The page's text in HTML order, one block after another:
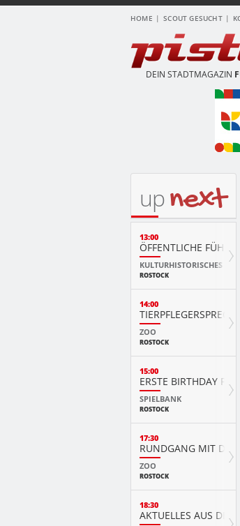
HOME SCOUT GESUCHT
DEIN STADTMAGAZIN
upnext
13:00
ÖFFENTLICHE
KULTURHISTORISCHES
ROSTOCK
14:00
ZOO
ROSTOCK
15:00
ERSTE BIRTHDAY
SPIELBANK
ROSTOCK
17:30
RUNDGANG MIT DEM
ZOO
ROSTOCK
18:30
AKTUELLES AUS DER